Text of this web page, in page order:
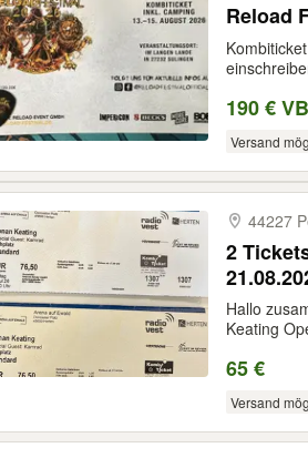
Reload
190 € VB
Versand
44227
2
Hallo
Keating
65 €
Versand